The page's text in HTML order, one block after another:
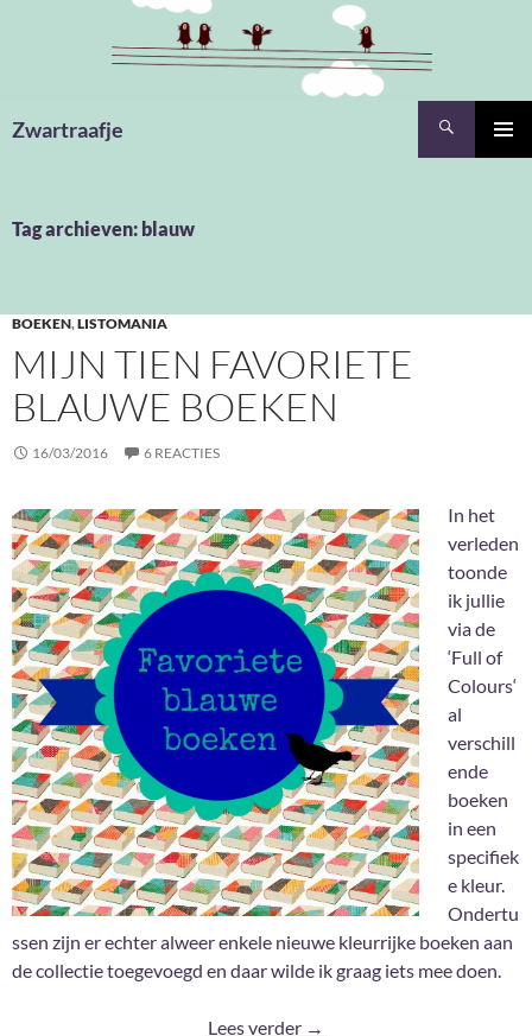
Zwartraafje
Tag archieven: blauw
BOEKEN,LISTOMANIA
MIJN TIEN FAVORIETE
BLAUWE BOEKEN
16/03/2016 6 REACTIES
In het
verleden
toonde
ik jullie
via de
‘Full of
Colours‘
al
verschill
ende
boeken
in een
specifiek
e kleur.
Ondertu
ssen zijn er echter alweer enkele nieuwe kleurrijke boeken aan
de collectie toegevoegd en daar wilde ik graag iets mee doen.
Lees verder Mijn tien favoriete blauwe
→